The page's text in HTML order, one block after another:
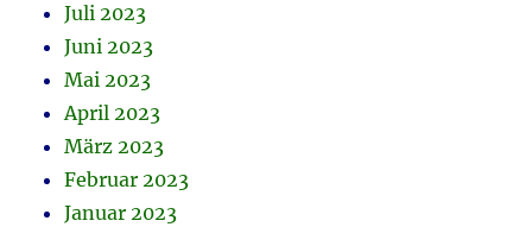
Juli 2023
Juni 2023
Mai 2023
April 2023
März 2023
Februar 2023
Januar 2023